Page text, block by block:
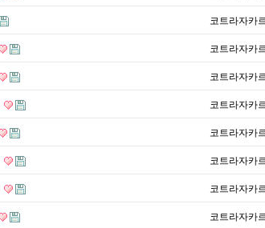
코트라자카
코트라자카
코트라자카
코트라자카
코트라자카
코트라자카
코트라자카
코트라자카